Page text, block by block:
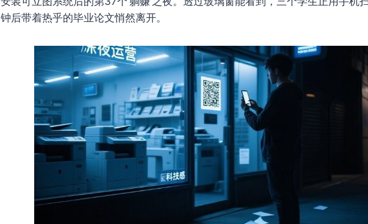
钟后带着热乎的毕业论文悄然离开。